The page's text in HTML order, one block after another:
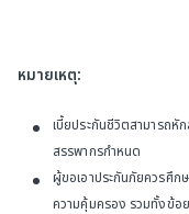
หมายเหตุ:
เบี้ยประกันชีวิตสามารถ
สรรพากรกำหนด
ผู้ขอเอาประกันภัยควรศึกษ
ความคุ้มครอง รวมทั้งข้อ